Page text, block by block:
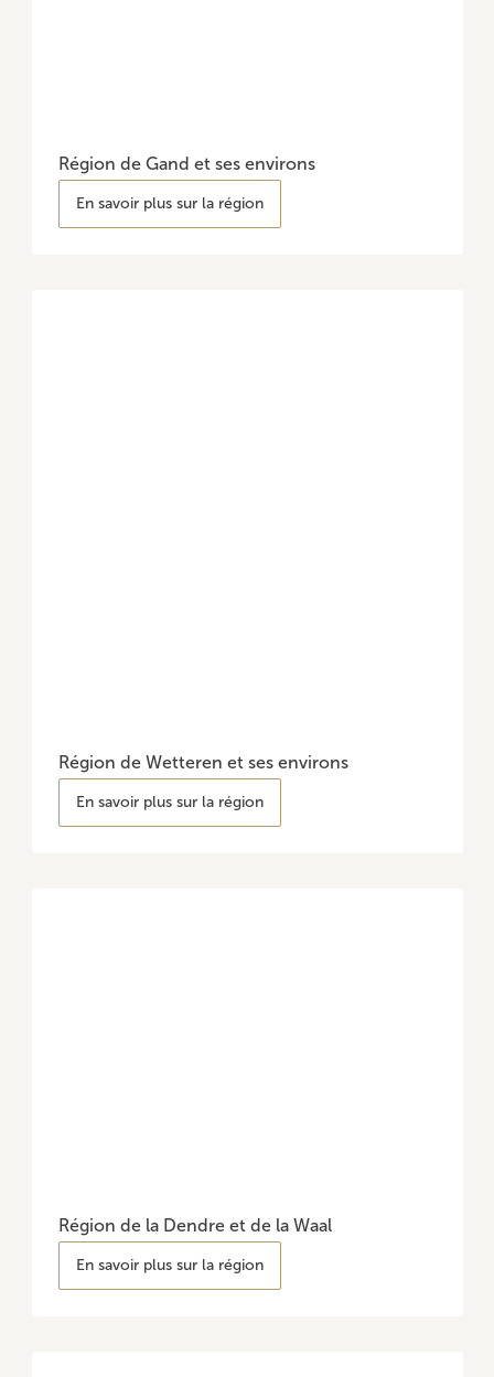
Région de Gand et ses environs
En savoir plus sur la région
Région de Wetteren et ses environs
En savoir plus sur la région
Région de la Dendre et de la Waal
En savoir plus sur la région